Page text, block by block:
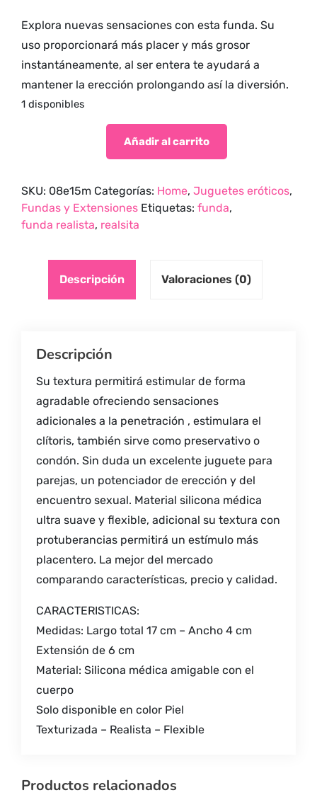
Explora nuevas sensaciones con esta funda. Su
uso proporcionará más placer y más grosor
instantáneamente, al ser entera te ayudará a
mantener la erección prolongando así la diversión.
1 disponibles
Añadir al carrito
SKU: 08e15m Categorías: Home, Juguetes eróticos,
Fundas y Extensiones Etiquetas: funda,
funda realista, realsita
Descripción Valoraciones (0)
Descripción
Su textura permitirá estimular de forma
agradable ofreciendo sensaciones
adicionales a la penetración , estimulara el
clítoris, también sirve como preservativo o
condón. Sin duda un excelente juguete para
parejas, un potenciador de erección y del
encuentro sexual. Material silicona médica
ultra suave y flexible, adicional su textura con
protuberancias permitirá un estímulo más
placentero. La mejor del mercado
comparando características, precio y calidad.
CARACTERISTICAS:
Medidas: Largo total 17 cm – Ancho 4 cm
Extensión de 6 cm
Material: Silicona médica amigable con el
cuerpo
Solo disponible en color Piel
Texturizada – Realista – Flexible
Productos relacionados